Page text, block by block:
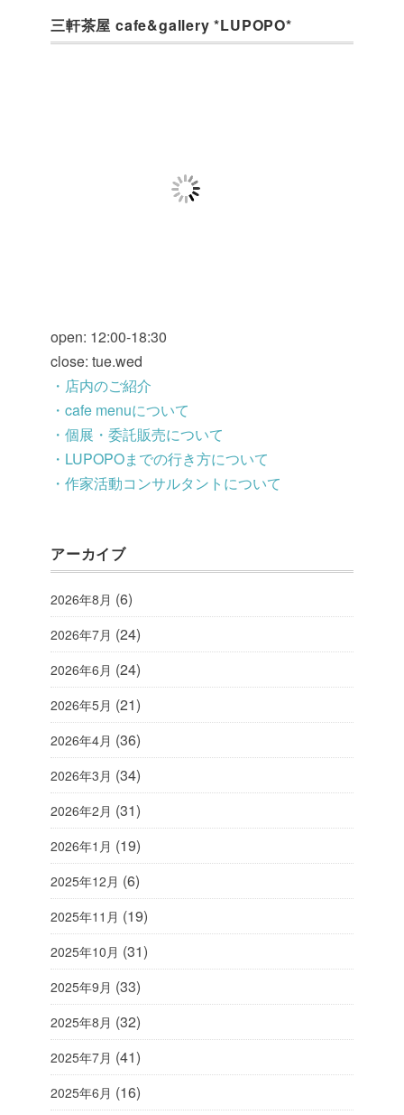
三軒茶屋 cafe&gallery *LUPOPO*
open: 12:00-18:30
close: tue.wed
・店内のご紹介
・cafe menuについて
・個展・委託販売について
・LUPOPOまでの行き方について
・作家活動コンサルタントについて
アーカイブ
2026年8月 (6)
2026年7月 (24)
2026年6月 (24)
2026年5月 (21)
2026年4月 (36)
2026年3月 (34)
2026年2月 (31)
2026年1月 (19)
2025年12月 (6)
2025年11月 (19)
2025年10月 (31)
2025年9月 (33)
2025年8月 (32)
2025年7月 (41)
2025年6月 (16)